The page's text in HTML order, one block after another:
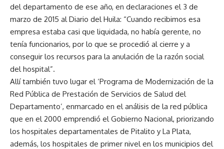
del departamento de ese año, en declaraciones el 3 de
marzo de 2015 al Diario del Huila: “Cuando recibimos esa
empresa estaba casi que liquidada, no había gerente, no
tenía funcionarios, por lo que se procedió al cierre y a
conseguir los recursos para la anulación de la razón social
del hospital”.
Allí también tuvo lugar el ‘Programa de Modernización de la
Red Pública de Prestación de Servicios de Salud del
Departamento’, enmarcado en el análisis de la red pública
que en el 2000 emprendió el Gobierno Nacional, priorizando
los hospitales departamentales de Pitalito y La Plata,
además, los hospitales de primer nivel en los municipios del